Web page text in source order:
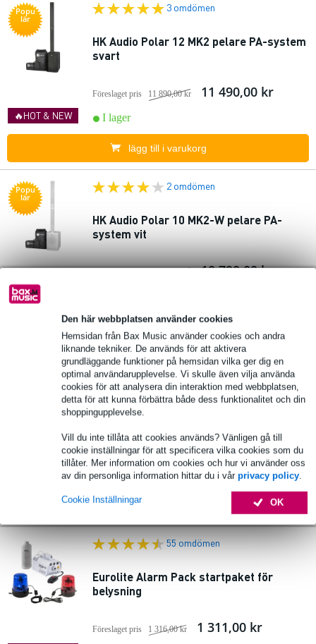
Den här webbplatsen använder cookies
Hemsidan från Bax Music använder cookies och andra
liknande tekniker. De används för att aktivera
grundläggande funktioner på hemsidan vilka ger dig en
optimal användarupplevelse. Vi skulle även vilja använda
cookies för att analysera din interaktion med webbplatsen,
detta för att kunna förbättra både dess funktionalitet och din
shoppingupplevelse.
Vill du inte tillåta att cookies används? Vänligen gå till
cookie inställningar för att specificera vilka cookies som du
tillåter. Mer information om cookies och hur vi använder oss
av din personliga information hittar du i vår privacy policy.
OK
Cookie Inställningar
Popu
lär
🔥HOT & NEW
3 omdömen
HK Audio Polar 12 MK2 pelare PA-system
svart
Föreslaget pris 11 890,00 kr 11 490,00 kr
I lager
lägg till i varukorg
Popu
lär
🔥HOT & NEW
2 omdömen
HK Audio Polar 10 MK2-W pelare PA-
system vit
10 790,00 kr
10% EXTRA
RABATT MED
KOD: EXTRA10
3 omdömen
Avilexx Sparkus 1 gangränfontän 5 meter
inomhus
Föreslaget pris 7 458,00 kr 6 669,00 kr
I lager
lägg till i varukorg
55 omdömen
Eurolite Alarm Pack startpaket för
belysning
Föreslaget pris 1 316,00 kr 1 311,00 kr